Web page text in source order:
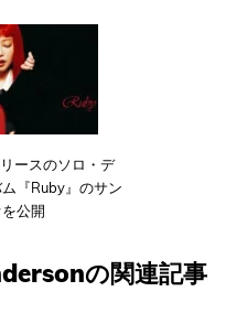
ースのソロ・デ
『Ruby』のサン
公開
の関連記事